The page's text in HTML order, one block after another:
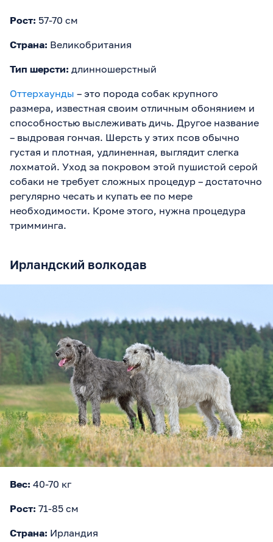
Рост: 57-70 см
Страна: Великобритания
Тип шерсти: длинношерстный
Оттерхаунды – это порода собак крупного
размера, известная своим отличным обонянием и
способностью выслеживать дичь. Другое название
– выдровая гончая. Шерсть у этих псов обычно
густая и плотная, удлиненная, выглядит слегка
лохматой. Уход за покровом этой пушистой серой
собаки не требует сложных процедур – достаточно
регулярно чесать и купать ее по мере
необходимости. Кроме этого, нужна процедура
тримминга.
Ирландский волкодав
Вес: 40-70 кг
Рост: 71-85 см
Страна: Ирландия